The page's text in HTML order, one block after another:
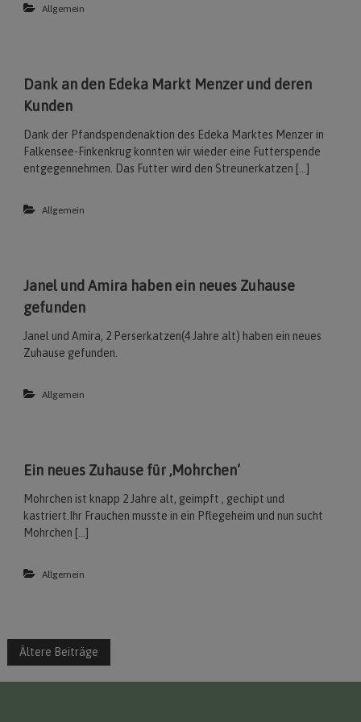
Allgemein
Dank an den Edeka Markt Menzer und deren
Kunden
Dank der Pfandspendenaktion des Edeka Marktes Menzer in
Falkensee-Finkenkrug konnten wir wieder eine Futterspende
entgegennehmen. Das Futter wird den Streunerkatzen […]
Allgemein
Janel und Amira haben ein neues Zuhause
gefunden
Janel und Amira, 2 Perserkatzen(4 Jahre alt) haben ein neues
Zuhause gefunden.
Allgemein
Ein neues Zuhause für ‚Mohrchen‘
Mohrchen ist knapp 2 Jahre alt, geimpft , gechipt und
kastriert.Ihr Frauchen musste in ein Pflegeheim und nun sucht
Mohrchen […]
Allgemein
BÄltere Beiträge